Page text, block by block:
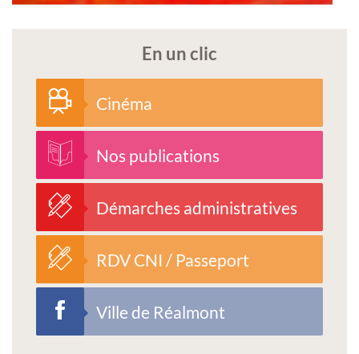
En un clic
Cinéma
Nos publications
Démarches administratives
RDV CNI / Passeport
Ville de Réalmont